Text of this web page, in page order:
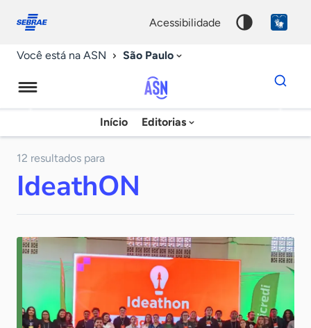
conosco
acessibilidade
Você está na ASN São Paulo
Agência
Sebrae
Início Editorias
Dados
para
chave
12 resultados para
IdeathON